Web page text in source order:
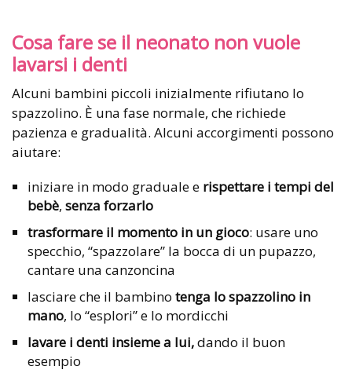
Cosa fare se il neonato non vuole
lavarsi i denti
Alcuni bambini piccoli inizialmente rifiutano lo
spazzolino. È una fase normale, che richiede
pazienza e gradualità. Alcuni accorgimenti possono
aiutare:
iniziare in modo graduale e rispettare i tempi del
bebè, senza forzarlo
trasformare il momento in un gioco: usare uno
specchio, “spazzolare” la bocca di un pupazzo,
cantare una canzoncina
lasciare che il bambino tenga lo spazzolino in
mano, lo “esplori” e lo mordicchi
lavare i denti insieme a lui,dando il buon
esempio